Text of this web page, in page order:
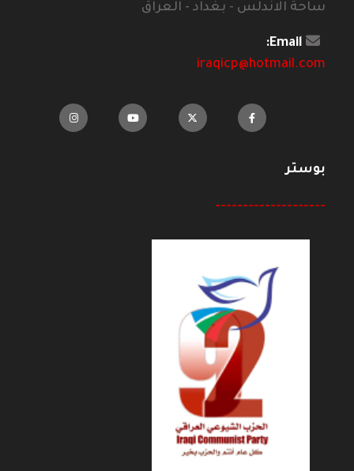
ساحة الاندلس - بغداد - العراق
Email:
iraqicp@hotmail.com
بوستر
--------------------